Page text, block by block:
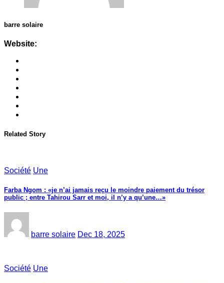
barre solaire
Website:
Related Story
Société Une
Farba Ngom : «je n’ai jamais reçu le moindre paiement du trésor
public ; entre Tahirou Sarr et moi, il n’y a qu’une…»
barre solaire Dec 18, 2025
Société Une